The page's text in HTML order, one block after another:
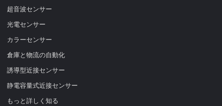
超音波センサー
光電センサー
カラーセンサー
倉庫と物流の自動化
誘導型近接センサー
静電容量式近接センサー
もっと詳しく知る